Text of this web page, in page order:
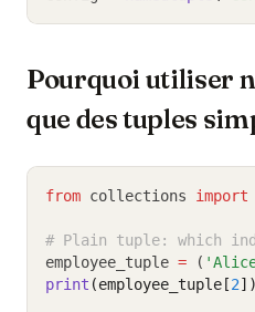
Pourquoi utiliser
que des tuples
from collections import
# Plain tuple: which
employee_tuple = (
print (employee_tuple[2])